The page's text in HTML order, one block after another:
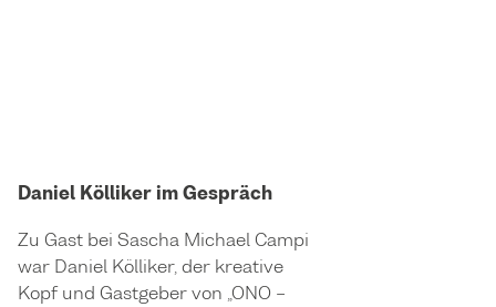
Daniel Kölliker im Gespräch
Zu Gast bei Sascha Michael Campi
war Daniel Kölliker, der kreative
Kopf und Gastgeber von „ONO –